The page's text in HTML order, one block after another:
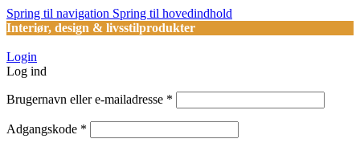
Spring til navigation Spring til hovedindhold
Interiør, design & livsstilprodukter
Login
Log ind
Brugernavn eller e-mailadresse *
Adgangskode *